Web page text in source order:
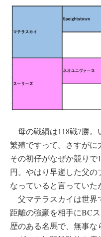
母の戦績は118戦7勝。
繁殖ですって。さすがに
その初仔がなぜか競りで
円。やはり早逝した父
なっていると言っていた
父マテラスカイは世界
距離の強豪を相手にBC
歴のある名馬で、無事